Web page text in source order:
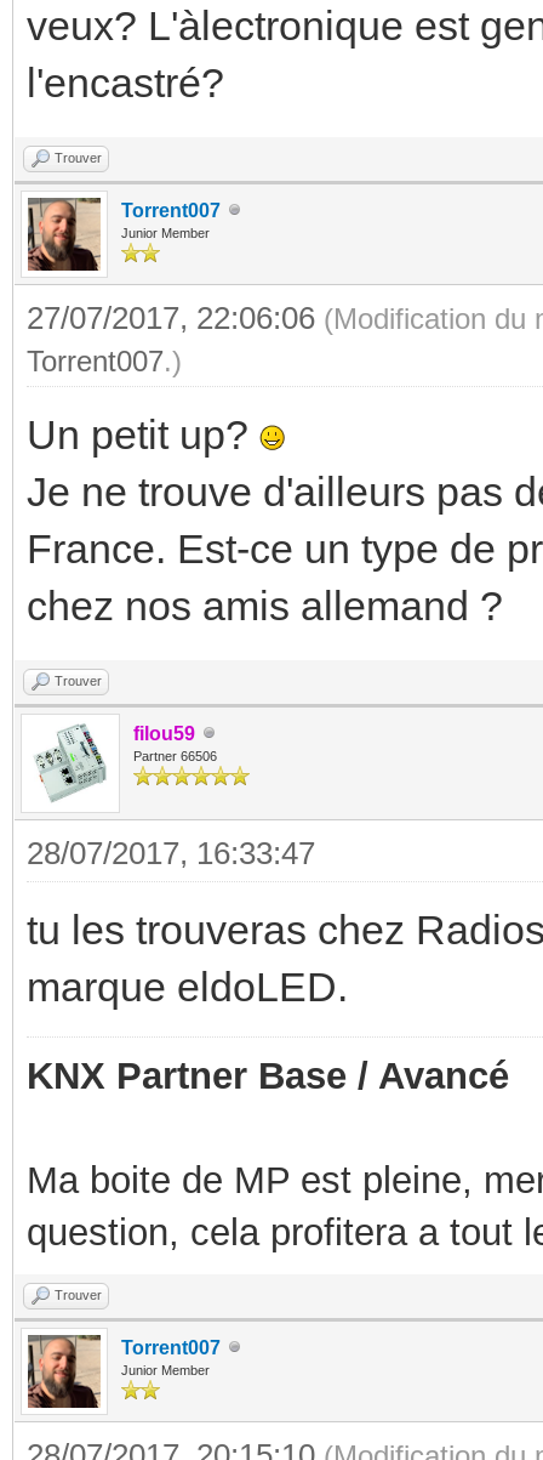
veux? L'àlectronique est
l'encastré?
Trouver
Torrent007
Junior Member
27/07/2017, 22:06:06 (Modification du
Torrent007.)
Un petit up?
Je ne trouve d'ailleurs pas
France. Est-ce un type de
chez nos amis allemand ?
Trouver
filou59
Partner 66506
28/07/2017, 16:33:47
tu les trouveras chez
marque eldoLED.
KNX Partner Base / Avancé
Ma boite de MP est pleine,
question, cela profitera a tout
Trouver
Torrent007
Junior Member